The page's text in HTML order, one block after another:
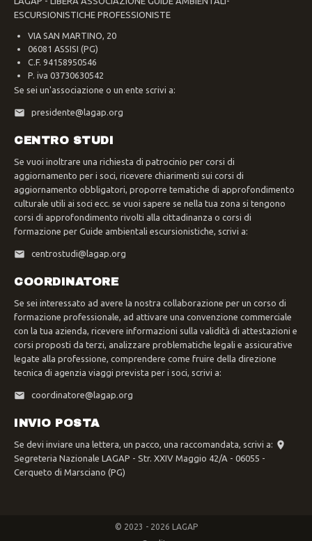
ESCURSIONISTICHE PROFESSIONISTE
VIA SAN MARTINO, 20
06081 ASSISI (PG)
C.F. 94158950546
P. iva 03730630542
Se sei un'associazione o un ente scrivi a:
presidente@lagap.org
CENTRO STUDI
Se vuoi inoltrare una richiesta di patrocinio per corsi di
aggiornamento per i soci, ricevere chiarimenti sui corsi di
aggiornamento obbligatori, proporre tematiche di approfondimento
culturale utili ai soci ecc. se vuoi sapere se nella tua zona si tengono
corsi di approfondimento rivolti alla cittadinanza o corsi di
formazione per Guide ambientali escursionistiche, scrivi a:
centrostudi@lagap.org
COORDINATORE
Se sei interessato ad avere la nostra collaborazione per un corso di
formazione professionale, ad attivare una convenzione commerciale
con la tua azienda, ricevere informazioni sulla validità di attestazioni e
corsi proposti da terzi, analizzare problematiche legali e assicurative
legate alla professione, comprendere come fruire della direzione
tecnica di agenzia viaggi prevista per i soci, scrivi a:
coordinatore@lagap.org
INVIO POSTA
Se devi inviare una lettera, un pacco, una raccomandata, scrivi a:
Segreteria Nazionale LAGAP - Str. XXIV Maggio 42/A - 06055 -
Cerqueto di Marsciano (PG)
© 2023 - 2026 LAGAP